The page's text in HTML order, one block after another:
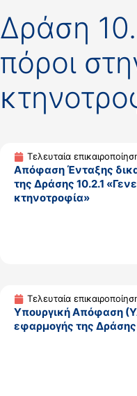
Δράση
πόροι
Τελευταία
Απόφαση Ένταξης
της Δράσης 10.2.1
κτηνοτροφία»
Τελευταία
Υπουργική Απόφαση
εφαρμογής της Δράσης